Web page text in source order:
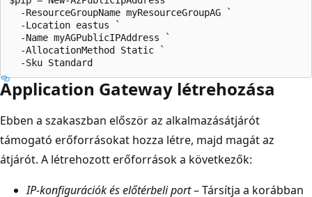
  -ResourceGroupName myResourceGroupAG `
  -Location eastus `
  -Name myAGPublicIPAddress `
  -AllocationMethod Static `
Application Gateway létrehozása
Ebben a szakaszban először az alkalmazásátjárót
támogató erőforrásokat hozza létre, majd magát az
átjárót. A létrehozott erőforrások a következők:
IP-konfigurációk és előtérbeli port– Társítja a korábban